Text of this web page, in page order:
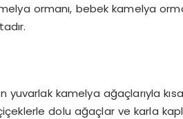
ormanı, bebek kamelya
kamelya ağaçlarıyla
dolu ağaçlar ve karla